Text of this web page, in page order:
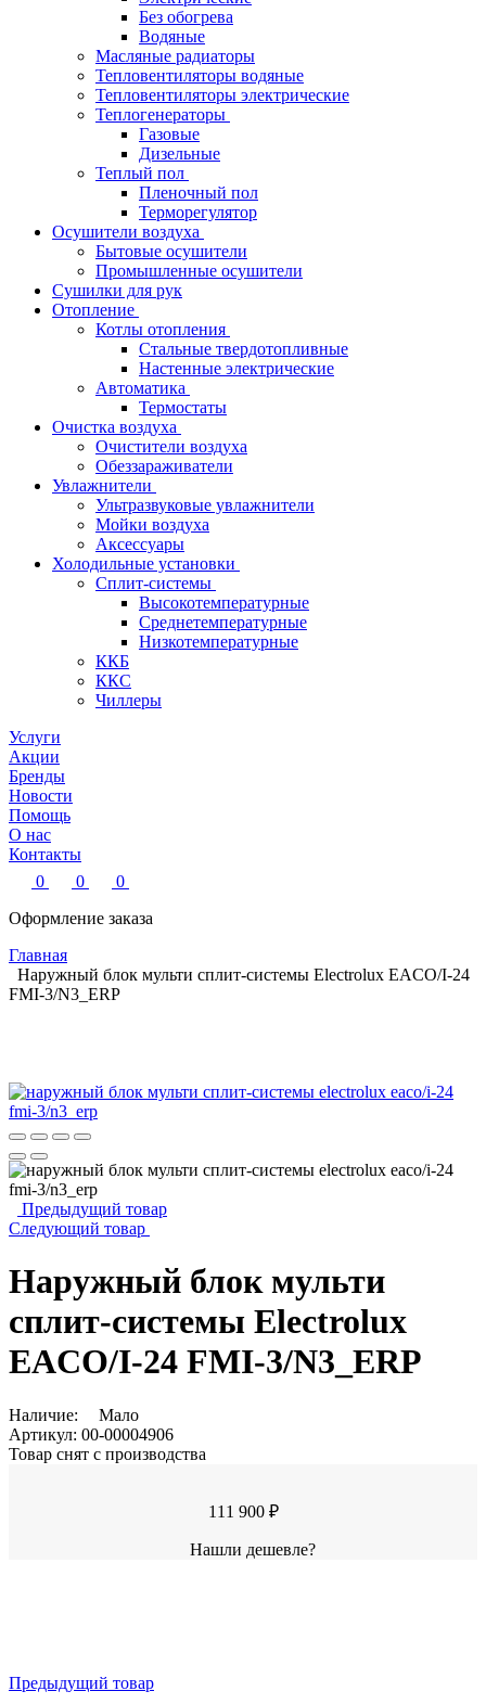
Без обогрева
Водяные
Масляные радиаторы
Тепловентиляторы водяные
Тепловентиляторы электрические
Теплогенераторы
Газовые
Дизельные
Теплый пол
Пленочный пол
Терморегулятор
Осушители воздуха
Бытовые осушители
Промышленные осушители
Сушилки для рук
Отопление
Котлы отопления
Стальные твердотопливные
Настенные электрические
Автоматика
Термостаты
Очистка воздуха
Очистители воздуха
Обеззараживатели
Увлажнители
Ультразвуковые увлажнители
Мойки воздуха
Аксессуары
Холодильные установки
Сплит-системы
Высокотемпературные
Среднетемпературные
Низкотемпературные
ККБ
ККС
Чиллеры
Услуги
Акции
Бренды
Новости
Помощь
О нас
Контакты
0
0
0
Оформление заказа
Главная
Наружный блок мульти сплит-системы Electrolux EACO/I-24
FMI-3/N3_ERP
Предыдущий товар
Следующий товар
Наружный блок мульти
сплит-системы Electrolux
EACO/I-24 FMI-3/N3_ERP
Наличие:
Мало
Артикул: 00-00004906
Товар снят с производства
111 900 ₽
Нашли дешевле?
Предыдущий товар